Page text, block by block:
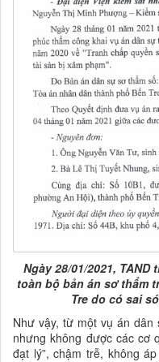
Ngày 28/01/2021,
toàn bộ bản án sơ thẩm
Tre do có sai
Như vậy, từ một vụ án
nhưng không được các cơ
đạt lý”, chậm trễ, không